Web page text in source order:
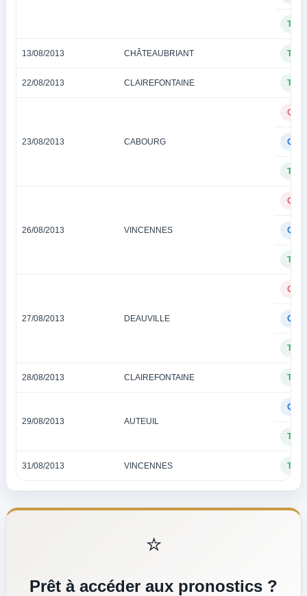
13/08/2013 CHÂTEAUBRIANT
22/08/2013 CLAIREFONTAINE
23/08/2013 CABOURG
26/08/2013 VINCENNES
27/08/2013 DEAUVILLE
28/08/2013 CLAIREFONTAINE
29/08/2013 AUTEUIL
31/08/2013 VINCENNES
⭐
Prêt à accéder aux pronostics ?